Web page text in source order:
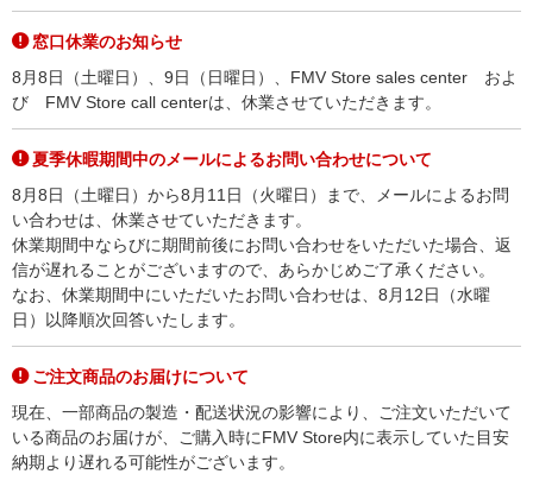
窓口休業のお知らせ
8月8日（土曜日）、9日（日曜日）、FMV Store sales center およ
び FMV Store call centerは、休業させていただきます。
夏季休暇期間中のメールによるお問い合わせについて
8月8日（土曜日）から8月11日（火曜日）まで、メールによるお問
い合わせは、休業させていただきます。
休業期間中ならびに期間前後にお問い合わせをいただいた場合、返
信が遅れることがございますので、あらかじめご了承ください。
なお、休業期間中にいただいたお問い合わせは、8月12日（水曜
日）以降順次回答いたします。
ご注文商品のお届けについて
現在、一部商品の製造・配送状況の影響により、ご注文いただいて
いる商品のお届けが、ご購入時にFMV Store内に表示していた目安
納期より遅れる可能性がございます。